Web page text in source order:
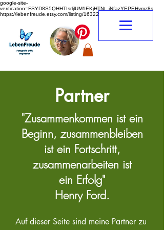
google-site-
verification=FSYD8S5QHHTIsrljlUM1EKjHTNt_jNfazYEPEHymz8s
https://lebenfreude.etsy.com/listing/1632263968
Partner
"Zusammenkommen ist ein
Beginn, zusammenbleiben
ist ein Fortschritt,
zusammenarbeiten ist
ein Erfolg"
Henry Ford.
Auf dieser Seite sind meine Partner zu